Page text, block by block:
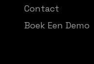
Contact
Boek Een Demo